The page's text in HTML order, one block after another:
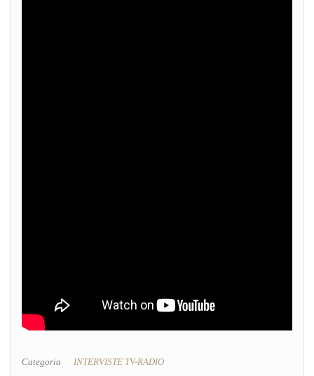
Categoria INTERVISTE TV-RADIO